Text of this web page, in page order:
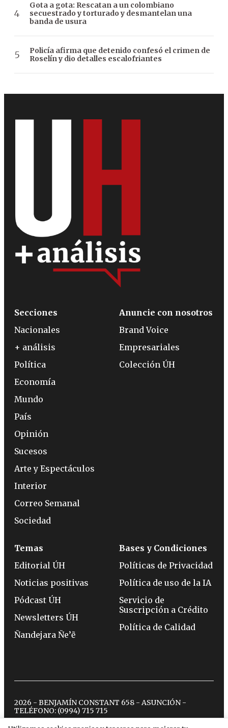
Gota a gota: Rescatan a un colombiano
secuestrado y torturado y desmantelan una
banda de usura
Policía afirma que detenido confesó el crimen de
Roselín y dio detalles escalofriantes
Secciones
Nacionales
+ análisis
Política
Economía
Mundo
País
Opinión
Sucesos
Arte y Espectáculos
Interior
Correo Semanal
Sociedad
Anuncie con nosotros
Brand Voice
Empresariales
Colección ÚH
Temas
Editorial ÚH
Noticias positivas
Pódcast ÚH
Newsletters ÚH
Ñandejara Ñe’ẽ
Bases y Condiciones
Políticas de Privacidad
Política de uso de la IA
Servicio de
Suscripción a Crédito
Política de Calidad
2026 - BENJAMÍN CONSTANT 658 - ASUNCIÓN -
TELÉFONO: (0994) 715 715